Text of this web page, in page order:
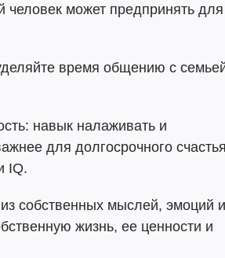
человек может предпринять для
время общению с
навык налаживать и
для долгосрочного
IQ.
собственных мыслей, эмоций и
жизнь, ее ценности и